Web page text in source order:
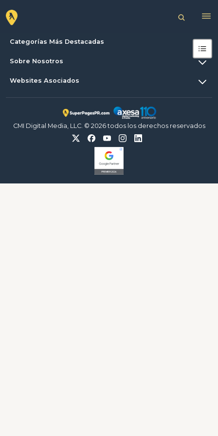
Categorías Más Destacadas
Sobre Nosotros
Websites Asociados
CMI Digital Media, LLC. © 2026 todos los derechos reservados